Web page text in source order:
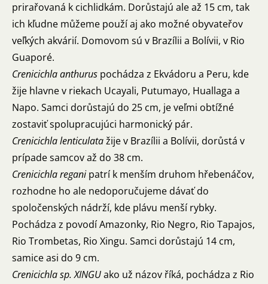
prirařovaná k cichlidkám. Dorůstajú ale až 15 cm, tak
ich kľudne můžeme použí aj ako možné obyvateřov
veľkých akvárií. Domovom sú v Brazílii a Bolívii, v Rio
Guaporé.
Crenicichla anthurus pochádza z Ekvádoru a Peru, kde
žije hlavne v riekach Ucayali, Putumayo, Huallaga a
Napo. Samci dorůstajú do 25 cm, je veľmi obtížné
zostaviť spolupracujúci harmonický pár.
Crenicichla lenticulatažije v Brazílii a Bolívii, dorůstá v
prípade samcov až do 38 cm.
Crenicichla reganipatrí k menším druhom hřebenáčov,
rozhodne ho ale nedoporučujeme dávať do
spoločenských nádrží, kde plávu menší rybky.
Pochádza z povodí Amazonky, Rio Negro, Rio Tapajos,
Rio Trombetas, Rio Xingu. Samci dorůstajú 14 cm,
samice asi do 9 cm.
Crenicichla sp. XINGUako už názov říká, pochádza z Rio